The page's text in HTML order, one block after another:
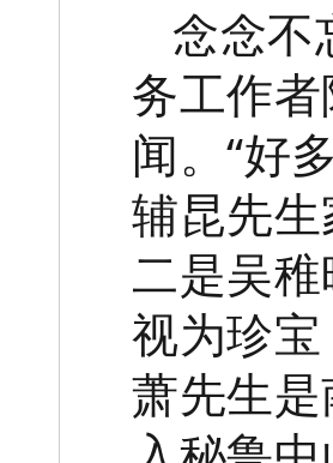
念念不
务工作
闻。“好
辅昆先
二是吴
视为珍
萧先生